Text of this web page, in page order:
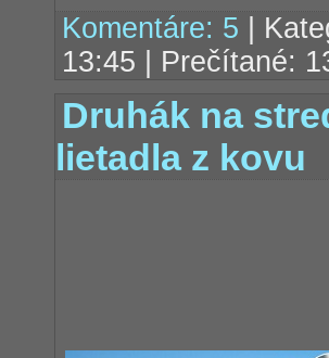
Komentáre: 5 |
13:45 | Prečítané:
Druhák na
lietadla z kovu